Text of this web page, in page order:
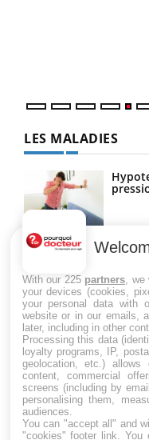
LES MALADIES
With our 225 partners ,
your devices (cookies,
your personal data with
website or in our emails,
later, including in other
Processing this data
loyalty programs, IP,
geolocation, etc.) allows
content, commercial
screens (including by
personalising them,
audiences.
You can "accept all" and
"cookies" footer link .